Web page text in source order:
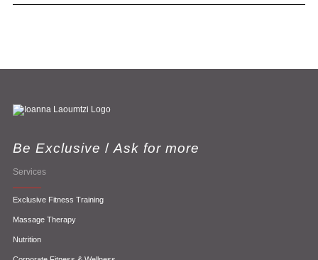
Be Exclusive / Ask for more
Services
Exclusive Fitness Training
Massage Therapy
Nutrition